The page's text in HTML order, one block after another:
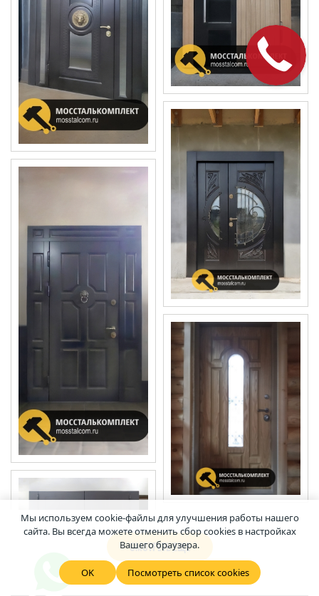
СМОТРЕТЬ ЕЩЕ
Мы используем cookie-файлы для улучшения работы нашего
сайта. Вы всегда можете отменить сбор cookies в настройках
Вашего браузера.
OK Посмотреть список cookies